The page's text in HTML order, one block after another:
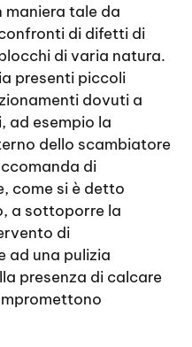
maniera tale da
di difetti di
di varia natura.
presenti piccoli
dovuti a
ad esempio la
dello scambiatore
di
come si è detto
a sottoporre la
di
ad una pulizia
presenza di calcare